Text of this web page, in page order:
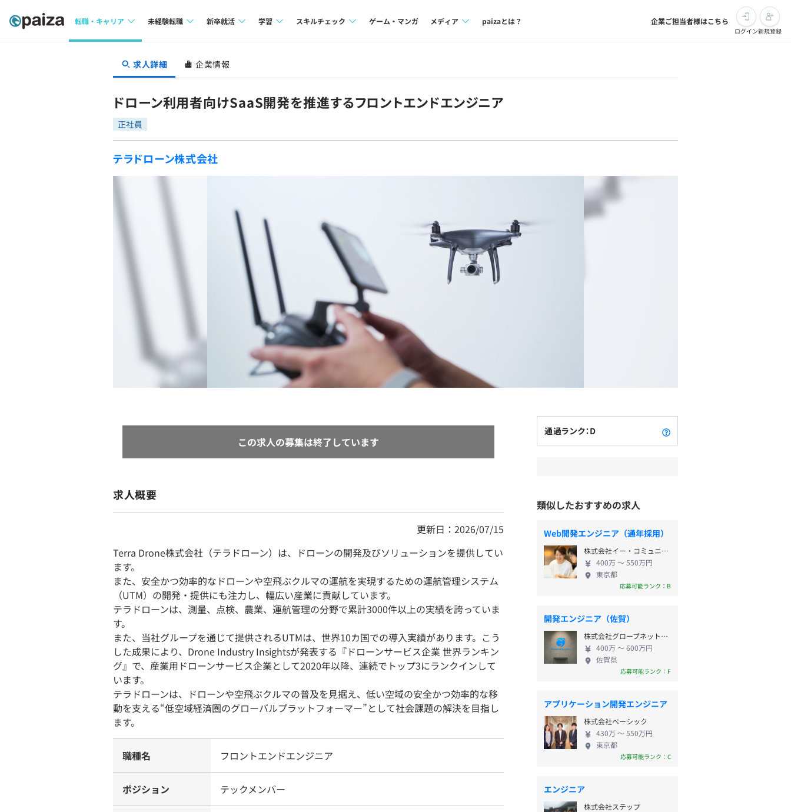
転職・キャリア
転職成功ガイド
転職エージェント
未経験転職
求人検索
転職成功ガイド
新卒就活
本選考
イベント・セミナー
学習
4択課題
法人向けプラン
学校向けプラン
契約内容・クーポン
スキルチェック
評価結果一覧
ゲーム・マンガ メディア
note
paizaとは？ 企業ご担当者様はこちら
ログイン新規登録
求人詳細 企業情報
ドローン利用者向けSaaS開発を推進するフロントエンドエンジニア
正社員
テラドローン株式会社
この求人の募集は終了しています
求人概要
更新日：2026/07/15
Terra Drone株式会社（テラドローン）は、ドローンの開発及びソリューションを提供してい
ます。
また、安全かつ効率的なドローンや空飛ぶクルマの運航を実現するための運航管理システム
（UTM）の開発・提供にも注力し、幅広い産業に貢献しています。
テラドローンは、測量、点検、農業、運航管理の分野で累計3000件以上の実績を誇っていま
す。
また、当社グループを通じて提供されるUTMは、世界10カ国での導入実績があります。こう
した成果により、Drone Industry Insightsが発表する『ドローンサービス企業 世界ランキン
グ』で、産業用ドローンサービス企業として2020年以降、連続でトップ3にランクインして
います。
テラドローンは、ドローンや空飛ぶクルマの普及を見据え、低い空域の安全かつ効率的な移
動を支える“低空域経済圏のグローバルプラットフォーマー”として社会課題の解決を目指し
ます。
職種名 フロントエンドエンジニア
ポジション テックメンバー
通過ランク：D
類似したおすすめの求人
Web開発エンジニア（通年採用）
株式会社イー・コミュニケーションズ
400万 〜 550万円
東京都
応募可能ランク：B
開発エンジニア（佐賀）
株式会社グローブネットシステム
400万 〜 600万円
佐賀県
応募可能ランク：F
アプリケーション開発エンジニア
株式会社ベーシック
430万 〜 550万円
東京都
応募可能ランク：C
エンジニア
株式会社ステップ